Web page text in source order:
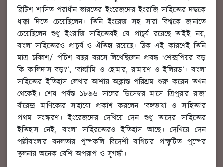
ব্রিটিশ শাসিত পরাধীন ভারতের ইংরেজদের ইংরাজি সাহিত্যের দম্ভকে
ধাক্কা দিতে চেয়েছিলেন। তিনি ইংরেজ সহ সারা বিশ্বকে জানাতে
চেয়েছিলেন শুধু ইংরাজি সাহিত্যেরই যে প্রাচুর্য রয়েছে তাইই নয়,
বাংলা সাহিত্যেরও প্রাচুর্য ও ঐতিহ্য রয়েছে। ঠিক এই কারণেই তিনি
মাত্র চব্বিশ/ পঁচিশ বছর বয়সে লিখেছিলেন প্রবন্ধ ‘শেক্সপিয়র বড়
কি কালিদাস বড়?’, ‘বাল্মীমি ও হোমার, রামায়ণ ও ইলিয়ড’। বাংলা
সাহিত্যের ইতিহাস লেখার আশায় অক্লান্ত পরিশ্রম শুরু করেন তখন
থেকেই। শেষ পর্যন্ত ১৮৯৬ সালের ডিসেম্বর মাসে ত্রিপুরার রাজা
বীরেন্দ্র মাণিক্যের সাহায্যে প্রকাশ করলেন ‘বঙ্গভাষা ও সাহিত্য’র
প্রথম সংস্করণ। ইংরেজদের দেখিয়ে দেন শুধু তাদের সাহিত্যের
ইতিহাস নেই, বাংলা সাহিরত্যেরও ইতিহাস আছে। দেখিয়ে দেন
পল্লীবাংলার বনলতার পুষ্পকলি বিদেশী বাগিচার প্রস্ফুটিত পুষ্পের
তুলনায় অনেক বেশি অপরূপ ও সুগন্ধী।